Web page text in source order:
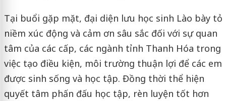
Tại buổi gặp mặt, đại diện lưu học sinh Lào bày tỏ
niềm xúc động và cảm ơn sâu sắc đối với sự quan
tâm của các cấp, các ngành tỉnh Thanh Hóa trong
việc tạo điều kiện, môi trường thuận lợi để các em
được sinh sống và học tập. Đồng thời thể hiện
quyết tâm phấn đấu học tập, rèn luyện tốt hơn